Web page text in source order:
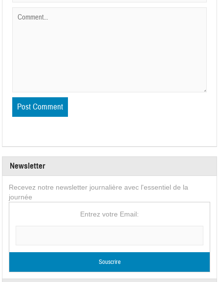
Newsletter
Recevez notre newsletter journalière avec l'essentiel de la
journée
Entrez votre Email: